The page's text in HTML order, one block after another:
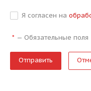
Я согласен на
* —Обязательные поля